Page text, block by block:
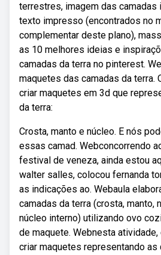
terrestres, imagem das camadas
texto impresso (encontrados no
complementar deste plano),
as 10 melhores ideias e
camadas da terra no pinterest.
maquetes das camadas da terra.
criar maquetes em 3d que
da terra:
Crosta, manto e núcleo. E nós
essas camad. Webconcorrendo
festival de veneza, ainda estou
walter salles, colocou fernanda
as indicações ao. Webaula
camadas da terra (crosta, manto,
núcleo interno) utilizando ovo
de maquete. Webnesta
criar maquetes representando as